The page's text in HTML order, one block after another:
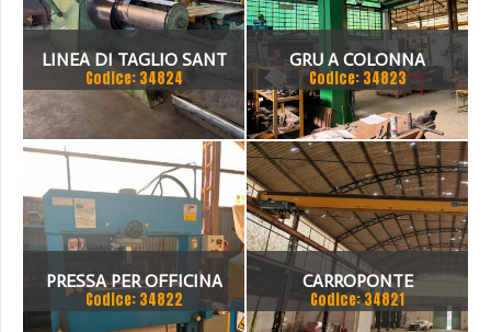
LINEA DI TAGLIO SANT
1500 X 3 MM
Codice: 34824
GRU A COLONNA
PUPPINATO 1 TON
Codice: 34823
PRESSA PER OFFICINA
SICMI 100 TON
Codice: 34822
CARROPONTE
MONOTRAVE DEMAG 5
Codice: 34821